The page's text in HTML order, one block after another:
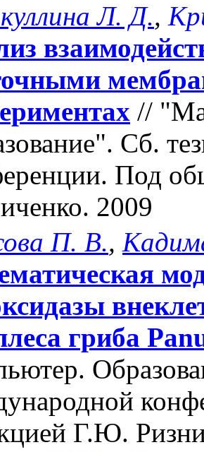
Л. Д.,
//
Cб.
Под
2009
П. В.,
гриба
Г.Ю.